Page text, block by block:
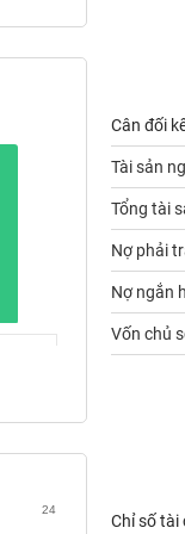
Cân đối
Tài sản
Tổng tài
Nợ phải
Nợ ngắn
Vốn chủ
24
Chỉ số tài